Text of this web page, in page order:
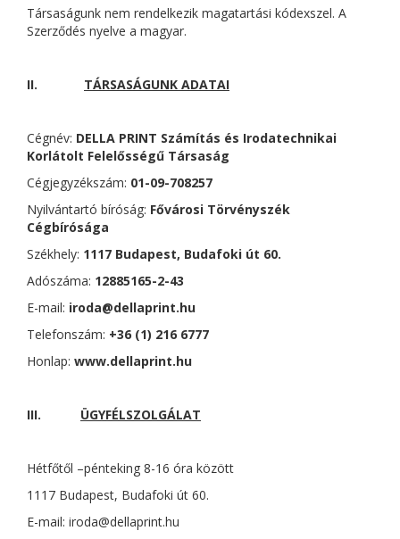
Társaságunk nem rendelkezik magatartási kódexszel. A
Szerződés nyelve a magyar.
II. TÁRSASÁGUNK ADATAI
Cégnév: DELLA PRINT Számítás és Irodatechnikai
Korlátolt Felelősségű Társaság
Cégjegyzékszám: 01-09-708257
Nyilvántartó bíróság: Fővárosi Törvényszék
Cégbírósága
Székhely: 1117 Budapest, Budafoki út 60.
Adószáma: 12885165-2-43
E-mail: iroda@dellaprint.hu
Telefonszám: +36 (1) 216 6777
Honlap: www.dellaprint.hu
III. ÜGYFÉLSZOLGÁLAT
Hétfőtől –pénteking 8-16 óra között
1117 Budapest, Budafoki út 60.
E-mail: iroda@dellaprint.hu